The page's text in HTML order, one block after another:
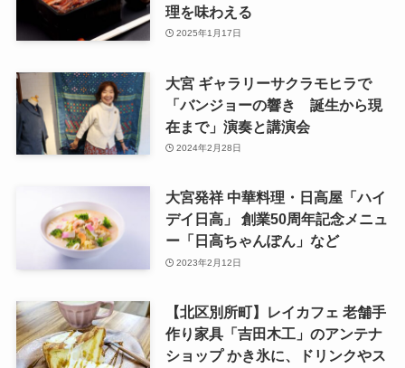
理を味わえる
2025年1月17日
大宮 ギャラリーサクラモヒラで
「バンジョーの響き 誕生から現
在まで」演奏と講演会
2024年2月28日
大宮発祥 中華料理・日高屋「ハイ
デイ日高」 創業50周年記念メニュ
ー「日高ちゃんぽん」など
2023年2月12日
【北区別所町】レイカフェ 老舗手
作り家具「吉田木工」のアンテナ
ショップ かき氷に、ドリンクやス